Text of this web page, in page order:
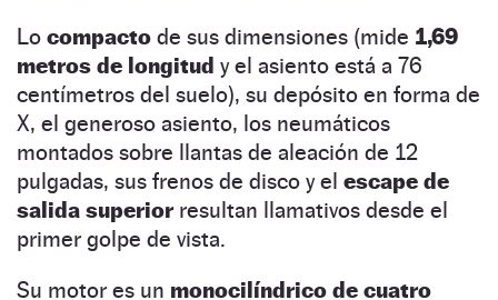
Lo compacto de sus dimensiones (mide 1,69
metros de longitud y el asiento está a 76
centímetros del suelo), su depósito en forma de
X, el generoso asiento, los neumáticos
montados sobre llantas de aleación de 12
pulgadas, sus frenos de disco y el escape de
salida superiorresultan llamativos desde el
primer golpe de vista.
Su motor es un monocilíndrico de cuatro